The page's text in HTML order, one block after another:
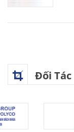
Đối Tác